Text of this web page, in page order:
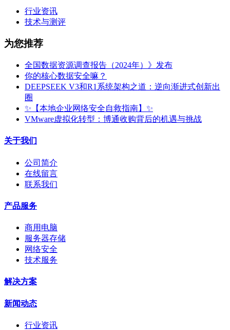
行业资讯
技术与测评
为您推荐
全国数据资源调查报告（2024年）》发布
你的核心数据安全嘛？
DEEPSEEK V3和R1系统架构之道：逆向渐进式创新出
圈
✨【本地企业网络安全自救指南】✨
VMware虚拟化转型：博通收购背后的机遇与挑战
关于我们
公司简介
在线留言
联系我们
产品服务
商用电脑
服务器存储
网络安全
技术服务
解决方案
新闻动态
行业资讯